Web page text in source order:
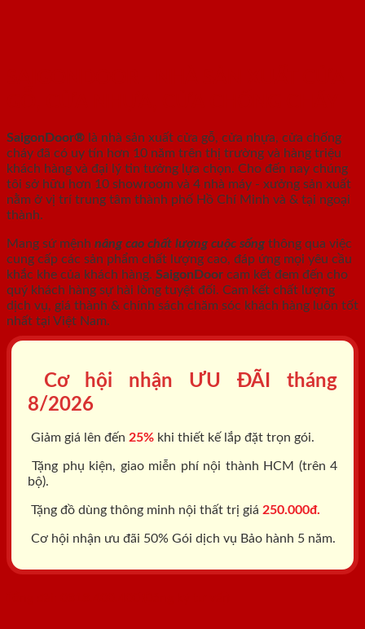
SaigonDoor® là nhà sản xuất cửa gỗ, cửa nhựa, cửa chống
cháy đã có uy tín hơn 10 năm trên thị trường và hàng triệu
khách hàng và đại lý tin tưởng lựa chọn. Cho đến nay chúng
tôi sở hữu hơn 10 showroom và 4 nhà máy - xưởng sản xuất
nằm ở vị trí trung tâm thành phố Hồ Chí Minh và & tại ngoại
thành.
Mang sứ mệnh nâng cao chất lượng cuộc sống thông qua việc
cung cấp các sản phẩm chất lượng cao, đáp ứng mọi yêu cầu
khắc khe của khách hàng. SaigonDoor cam kết đem đến cho
quý khách hàng sự hài lòng tuyệt đối. Cam kết chất lượng
dịch vụ, giá thành & chính sách chăm sóc khách hàng luôn tốt
nhất tại Việt Nam.
Cơ hội nhận ƯU ĐÃI tháng
8/2026
Giảm giá lên đến 25% khi thiết kế lắp đặt trọn gói.
Tặng phụ kiện, giao miễn phí nội thành HCM (trên 4
bộ).
Tặng đồ dùng thông minh nội thất trị giá 250.000đ.
Cơ hội nhận ưu đãi 50% Gói dịch vụ Bảo hành 5 năm.